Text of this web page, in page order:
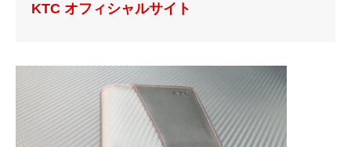
KTC オフィシャルサイト